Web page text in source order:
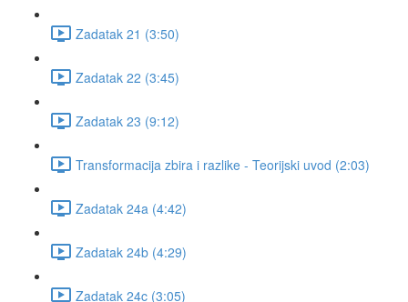
Zadatak 21 (3:50)
Zadatak 22 (3:45)
Zadatak 23 (9:12)
Transformacija zbira i razlike - Teorijski uvod (2:03)
Zadatak 24a (4:42)
Zadatak 24b (4:29)
Zadatak 24c (3:05)